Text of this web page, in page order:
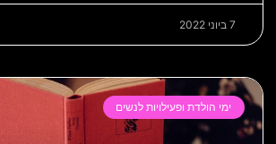
7 ביוני 2022
ימי הולדת ופעילויות לנשים